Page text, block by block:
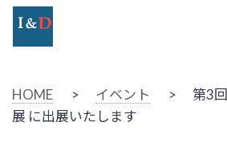
HOME > イベント > 第3回
展 に出展いたします